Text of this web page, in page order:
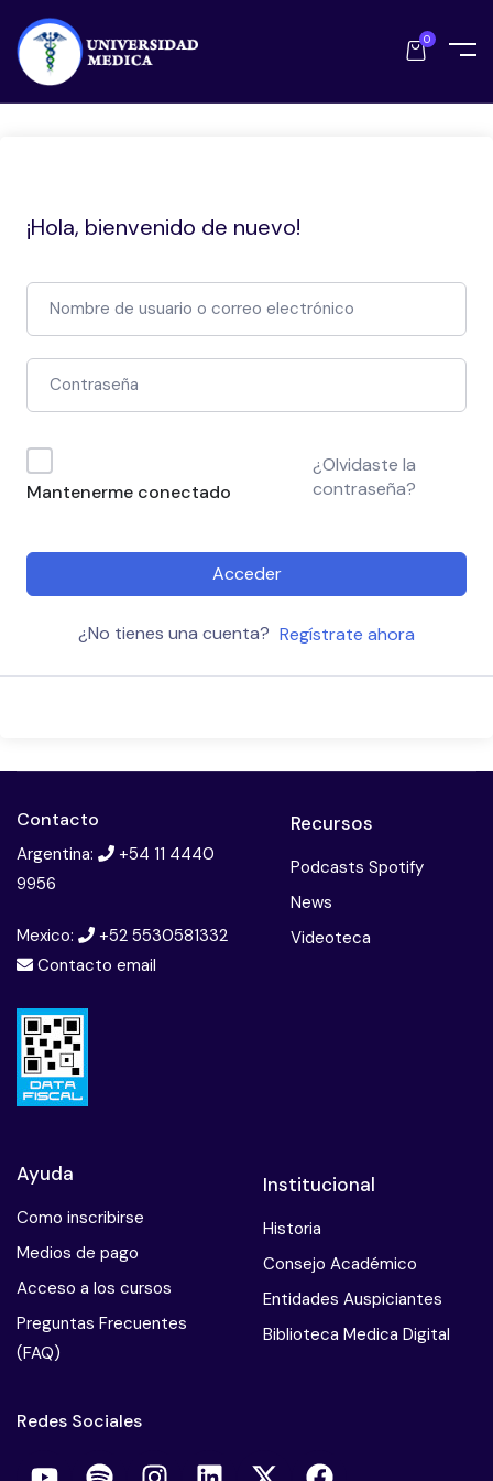
0
¡Hola, bienvenido de nuevo!
Mantenerme conectado
¿Olvidaste la
contraseña?
Acceder
¿No tienes una cuenta? Regístrate ahora
Contacto
Argentina:
+54 11 4440
9956
Mexico:
+52 5530581332
Contacto email
Recursos
Podcasts Spotify
News
Videoteca
Ayuda
Como inscribirse
Medios de pago
Acceso a los cursos
Preguntas Frecuentes
(FAQ)
Institucional
Historia
Consejo Académico
Entidades Auspiciantes
Biblioteca Medica Digital
Redes Sociales